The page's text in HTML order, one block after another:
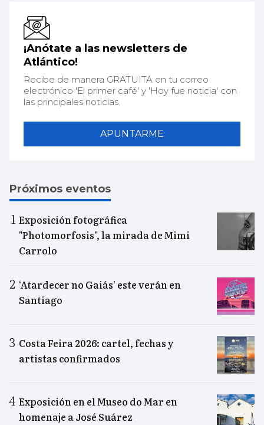
¡Anótate a las newsletters de
Atlántico!
Recibe de manera GRATUITA en tu correo
electrónico 'El primer café' y 'Hoy fue noticia' con
las principales noticias.
APUNTARME
Próximos eventos
Exposición fotográfica
"Photomorfosis", la mirada de Mimi
Carrolo
‘Atardecer no Gaiás’ este verán en
Santiago
Costa Feira 2026: cartel, fechas y
artistas confirmados
Exposición en el Museo do Mar en
homenaje a José Suárez